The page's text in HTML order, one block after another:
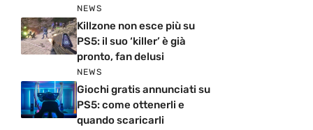
NEWS
Killzone non esce più su
PS5: il suo ‘killer’ è già
pronto, fan delusi
NEWS
Giochi gratis annunciati su
PS5: come ottenerli e
quando scaricarli